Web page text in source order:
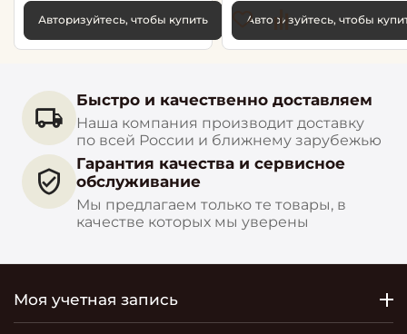
Авторизуйтесь, чтобы купить Авторизуйтесь, чтобы
Быстро и качественно доставляем
Наша компания производит доставку
по всей России и ближнему зарубежью
Гарантия качества и сервисное
обслуживание
Мы предлагаем только те товары, в
качестве которых мы уверены
Моя учетная запись